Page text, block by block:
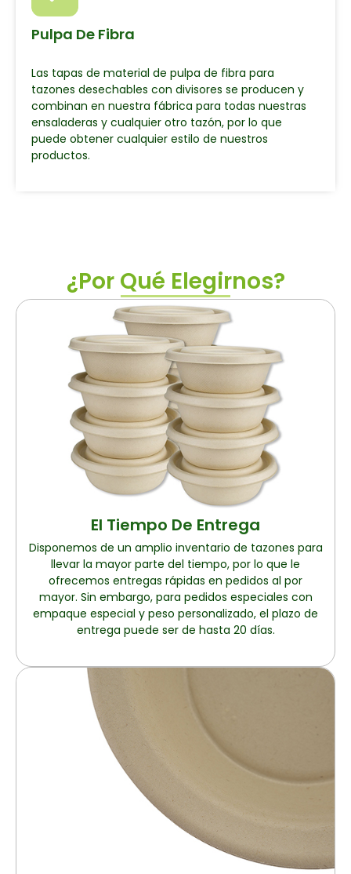
Pulpa De Fibra
Las tapas de material de pulpa de fibra para
tazones desechables con divisores se producen y
combinan en nuestra fábrica para todas nuestras
ensaladeras y cualquier otro tazón, por lo que
puede obtener cualquier estilo de nuestros
productos.
¿Por Qué Elegirnos?
El Tiempo De Entrega
Disponemos de un amplio inventario de tazones para
llevar la mayor parte del tiempo, por lo que le
ofrecemos entregas rápidas en pedidos al por
mayor. Sin embargo, para pedidos especiales con
empaque especial y peso personalizado, el plazo de
entrega puede ser de hasta 20 días.